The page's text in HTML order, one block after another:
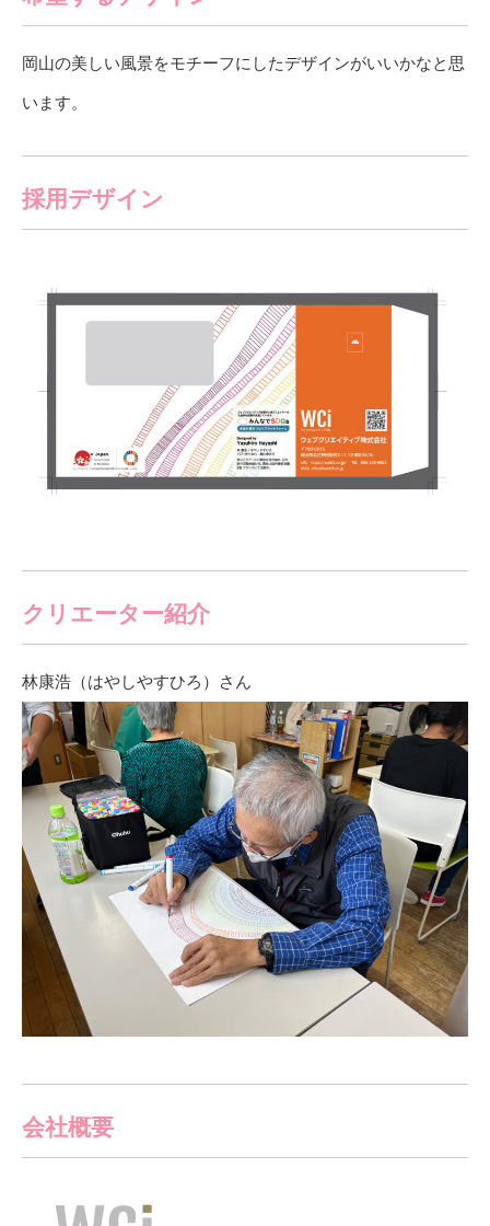
岡山の美しい風景をモチーフにしたデザインがいいかなと思
います。
採用デザイン
クリエーター紹介
林康浩（はやしやすひろ）さん
会社概要